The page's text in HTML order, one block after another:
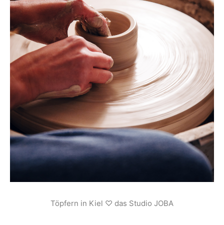
Töpfern in Kiel ♡ das Studio JOBA